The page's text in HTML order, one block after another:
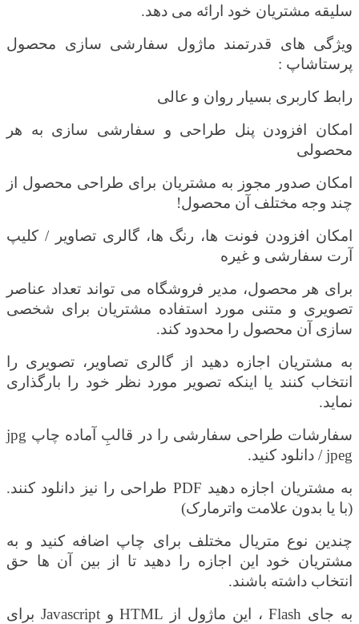
سلیقه مشتریان خود ارائه می دهد.
ویژگی های قدرتمند ماژول سفارشی سازی محصول
پرستاشاپ :
رابط کاربری بسیار روان و عالی
امکان افزودن پنل طراحی و سفارشی سازی به هر
محصولی
امکان صدور مجوز به مشتریان برای طراحی محصول از
چند وجه مختلف آن محصول!
امکان افزودن فونت ها، رنگ ها، گالری تصاویر / کلیپ
آرت سفارشی و غیره
برای هر محصول، مدیر فروشگاه می تواند تعداد عناصر
تصویری و متنی مورد استفاده مشتریان برای شخصی
سازی آن محصول را محدود کند.
به مشتریان اجازه دهید از گالری تصاویر، تصویری را
انتخاب کنند یا اینکه تصویر مورد نظر خود را بارگذاری
نماید.
سفارشات طراحی سفارشی را در قالبِ آماده چاپ jpg
/ jpeg دانلود کنید.
به مشتریان اجازه دهید PDF طراحی را نیز دانلود کنند.
(با یا بدون علامت واترمارک)
چندین نوع متریال مختلف برای چاپ اضافه کنید و به
مشتریان خود این اجازه را دهید تا از بین آن ها حق
انتخاب داشته باشند.
به جای Flash، این ماژول از HTMLوJavascript برای